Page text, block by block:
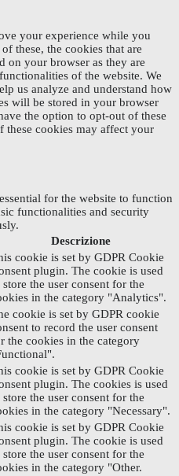
your experience while you
these, the cookies that are
on your browser as they are
of the website. We
us analyze and understand how
will be stored in your browser
the option to opt-out of these
these cookies may affect your
for the website to function
functionalities and security
Descrizione
cookie is set by GDPR Cookie
plugin. The cookie is used
store the user consent for the
in the category "Analytics".
cookie is set by GDPR cookie
to record the user consent
the cookies in the category
cookie is set by GDPR Cookie
plugin. The cookies is used
store the user consent for the
in the category "Necessary".
cookie is set by GDPR Cookie
plugin. The cookie is used
store the user consent for the
in the category "Other.